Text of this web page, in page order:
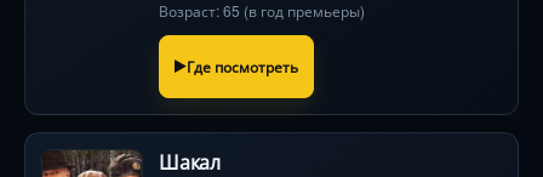
может стоить империи. Драма, история, 12
серий.
Возраст: 65 (в год премьеры)
Где посмотреть
Шакал